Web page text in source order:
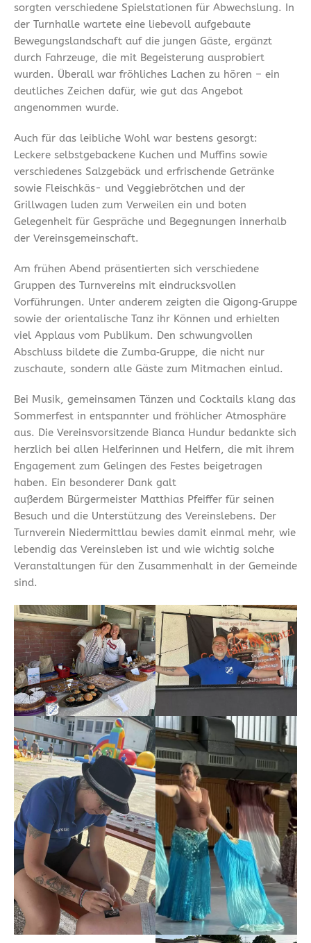
sorgten verschiedene Spielstationen für Abwechslung. In
der Turnhalle wartete eine liebevoll aufgebaute
Bewegungslandschaft auf die jungen Gäste, ergänzt
durch Fahrzeuge, die mit Begeisterung ausprobiert
wurden. Überall war fröhliches Lachen zu hören – ein
deutliches Zeichen dafür, wie gut das Angebot
angenommen wurde.
Auch für das leibliche Wohl war bestens gesorgt:
Leckere selbstgebackene Kuchen und Muffins sowie
verschiedenes Salzgebäck und erfrischende Getränke
sowie Fleischkäs- und Veggiebrötchen und der
Grillwagen luden zum Verweilen ein und boten
Gelegenheit für Gespräche und Begegnungen innerhalb
der Vereinsgemeinschaft.
Am frühen Abend präsentierten sich verschiedene
Gruppen des Turnvereins mit eindrucksvollen
Vorführungen. Unter anderem zeigten die Qigong‑Gruppe
sowie der orientalische Tanz ihr Können und erhielten
viel Applaus vom Publikum. Den schwungvollen
Abschluss bildete die Zumba‑Gruppe, die nicht nur
zuschaute, sondern alle Gäste zum Mitmachen einlud.
Bei Musik, gemeinsamen Tänzen und Cocktails klang das
Sommerfest in entspannter und fröhlicher Atmosphäre
aus. Die Vereinsvorsitzende Bianca Hundur bedankte sich
herzlich bei allen Helferinnen und Helfern, die mit ihrem
Engagement zum Gelingen des Festes beigetragen
haben. Ein besonderer Dank galt
außerdem Bürgermeister Matthias Pfeiffer für seinen
Besuch und die Unterstützung des Vereinslebens. Der
Turnverein Niedermittlau bewies damit einmal mehr, wie
lebendig das Vereinsleben ist und wie wichtig solche
Veranstaltungen für den Zusammenhalt in der Gemeinde
sind.